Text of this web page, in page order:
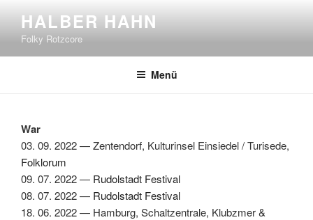
springen
HALBER HAHN
Folky Rotzcore
Menü
War
03. 09. 2022 — Zen­ten­dorf, Kul­turin­sel Ein­siedel / Turisede,
Folk­lo­rum
09. 07. 2022 — Rudol­stadt Fes­ti­val
08. 07. 2022 — Rudol­stadt Fes­ti­val
18. 06. 2022 — Ham­burg, Schaltzen­trale, Klubzmer &